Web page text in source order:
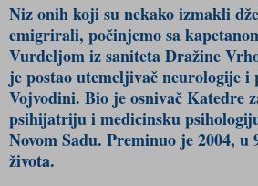
Niz onih koji su nekako izmakli
emigrirali, počinjemo sa
Vurdeljom iz saniteta Dražine
je postao utemeljivač neurologije
Vojvodini. Bio je osnivač Katedre
psihijatriju i medicinsku
Novom Sadu. Preminuo je 2004, u
života.